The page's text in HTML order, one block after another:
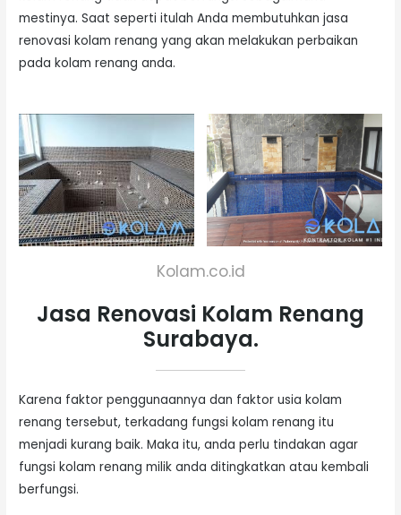
mestinya. Saat seperti itulah Anda membutuhkan jasa
renovasi kolam renang yang akan melakukan perbaikan
pada kolam renang anda.
Kolam.co.id
Jasa Renovasi Kolam Renang
Surabaya.
Karena faktor penggunaannya dan faktor usia kolam
renang tersebut, terkadang fungsi kolam renang itu
menjadi kurang baik. Maka itu, anda perlu tindakan agar
fungsi kolam renang milik anda ditingkatkan atau kembali
berfungsi.